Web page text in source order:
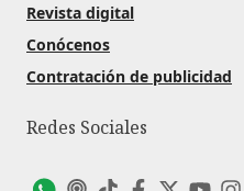
Revista digital
Conócenos
Contratación de publicidad
Redes Sociales